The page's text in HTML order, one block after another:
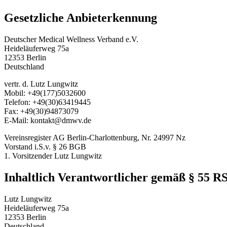
Gesetzliche Anbieterkennung
Deutscher Medical Wellness Verband e.V.
Heideläuferweg 75a
12353 Berlin
Deutschland
vertr. d. Lutz Lungwitz
Mobil: +49(177)5032600
Telefon: +49(30)63419445
Fax: +49(30)94873079
E‑Mail: kontakt@dmwv.de
Vereinsregister AG Berlin-Charlottenburg, Nr. 24997 Nz
Vorstand i.S.v. § 26 BGB
1. Vorsitzender Lutz Lungwitz
Inhaltlich Verantwortlicher gemäß § 55
Lutz Lungwitz
Heideläuferweg 75a
12353 Berlin